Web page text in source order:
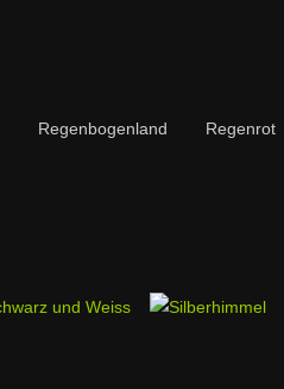
Regenbogenland Regenrot